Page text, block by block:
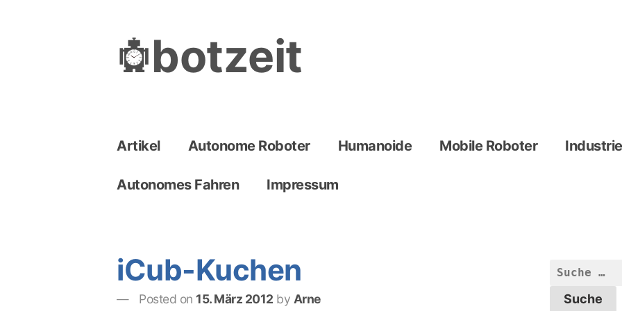
contentbotzeit
Artikel Autonome Roboter Humanoide Mobile Roboter
Autonomes Fahren Impressum
iCub-Kuchen
Posted on 15. März 2012 by Arne
Suche
nach: